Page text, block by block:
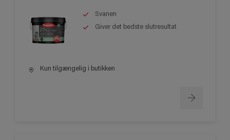
Svanen
Giver det bedste slutresultat
Kun tilgængelig i butikken